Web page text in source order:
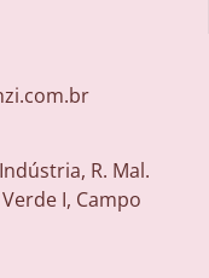
R. Mal.
I, Campo